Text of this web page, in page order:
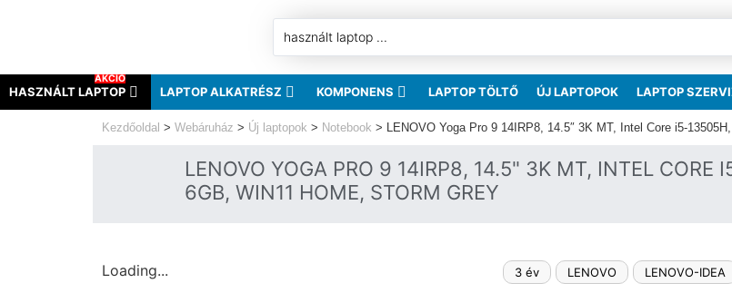
HASZNÁLT LAPTOP
AKCIÓ
LAPTOP ALKATRÉSZ KOMPONENS LAPTOP TÖLTŐ ÚJ LAPTOPOK LAPTOP
Kezdőoldal > Webáruház > Új laptopok > Notebook > LENOVO Yoga Pro 9 14IRP8, 14.5″ 3K MT, Intel Core i5-
LENOVO YOGA PRO 9 14IRP8, 14.5" 3K MT, INTEL
6GB, WIN11 HOME, STORM GREY
Loading... 3 év LENOVO LENOVO-IDEA